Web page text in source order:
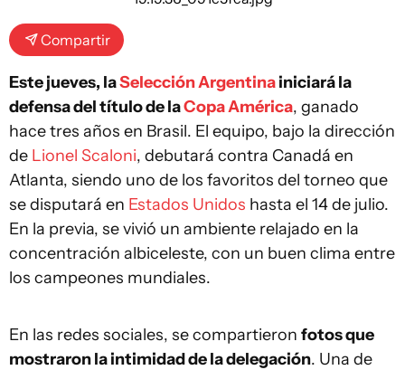
Compartir
Este jueves, laSelección Argentinainiciará la
defensa del título de laCopa América, ganado
hace tres años en Brasil. El equipo, bajo la dirección
de Lionel Scaloni, debutará contra Canadá en
Atlanta, siendo uno de los favoritos del torneo que
se disputará en Estados Unidos hasta el 14 de julio.
En la previa, se vivió un ambiente relajado en la
concentración albiceleste, con un buen clima entre
los campeones mundiales.
En las redes sociales, se compartieron fotos que
mostraron la intimidad de la delegación. Una de